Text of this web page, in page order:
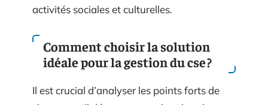
activités sociales et culturelles.
Comment choisir la solution
idéale pour la gestion du cse ?
Il est crucial d’analyser les points forts de